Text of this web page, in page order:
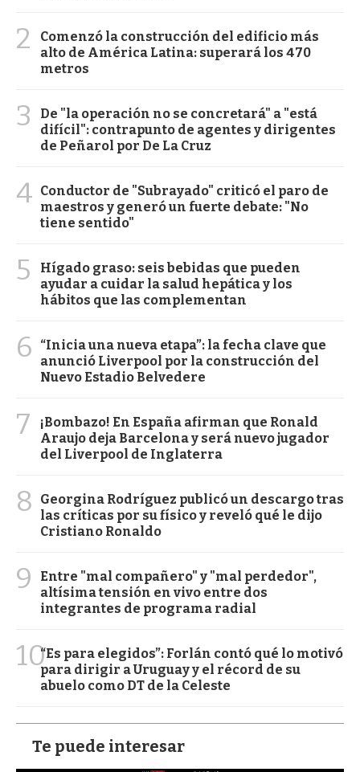
2
Comenzó la construcción del edificio más
alto de América Latina: superará los 470
metros
3
De "la operación no se concretará" a "está
difícil": contrapunto de agentes y dirigentes
de Peñarol por De La Cruz
4 Conductor de "Subrayado" criticó el paro de
maestros y generó un fuerte debate: "No
tiene sentido"
5
Hígado graso: seis bebidas que pueden
ayudar a cuidar la salud hepática y los
hábitos que las complementan
6
“Inicia una nueva etapa”: la fecha clave que
anunció Liverpool por la construcción del
Nuevo Estadio Belvedere
7
¡Bombazo! En España afirman que Ronald
Araujo deja Barcelona y será nuevo jugador
del Liverpool de Inglaterra
8
Georgina Rodríguez publicó un descargo tras
las críticas por su físico y reveló qué le dijo
Cristiano Ronaldo
9
Entre "mal compañero" y "mal perdedor",
altísima tensión en vivo entre dos
integrantes de programa radial
10“Es para elegidos”: Forlán contó qué lo motivó
para dirigir a Uruguay y el récord de su
abuelo como DT de la Celeste
Te puede interesar